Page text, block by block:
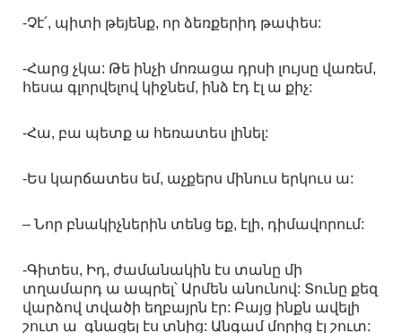
-Չէ՛, պիտի թեյենք, որ ձեռքերիդ թափես:
-Հարց չկա: Թե ինչի մոռացա դրսի լույսը վառեմ,
հեսա գլորվելով կիջնեմ, ինձ էդ էլ ա քիչ:
-Հա, բա պետք ա հեռատես լինել:
-Ես կարճատես եմ, աչքերս մինուս երկուս ա:
– Նոր բնակիչներին տենց եք, էլի, դիմավորում:
-Գիտես, Իդ, ժամանակին էս տանը մի
տղամարդ ա ապրել՝ Արմեն անունով: Տունը քեզ
վարձով տվածի եղբայրն էր: Բայց ինքն ավելի
շուտ ա գնացել էս տնից: Անգամ մորից էլ շուտ: